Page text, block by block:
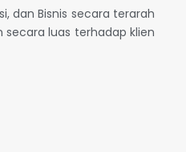
dan Bisnis secara terarah
luas terhadap klien